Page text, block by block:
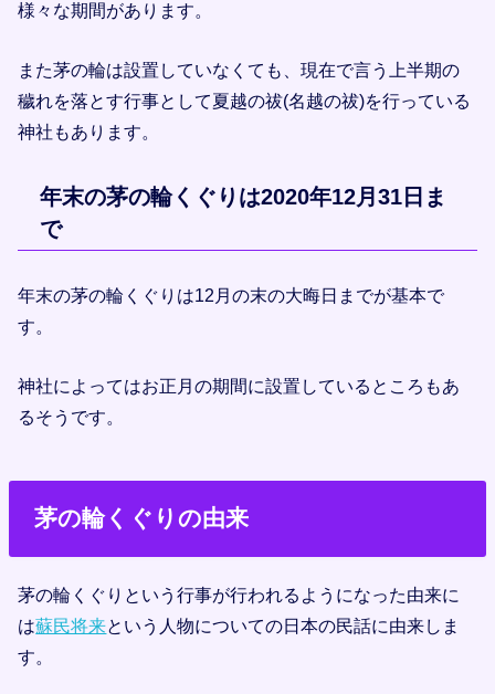
様々な期間があります。
また茅の輪は設置していなくても、現在で言う上半期の
穢れを落とす行事として夏越の祓(名越の祓)を行っている
神社もあります。
年末の茅の輪くぐりは2020年12月31日ま
で
年末の茅の輪くぐりは12月の末の大晦日までが基本で
す。
神社によってはお正月の期間に設置しているところもあ
るそうです。
茅の輪くぐりの由来
茅の輪くぐりという行事が行われるようになった由来に
は蘇民将来という人物についての日本の民話に由来しま
す。